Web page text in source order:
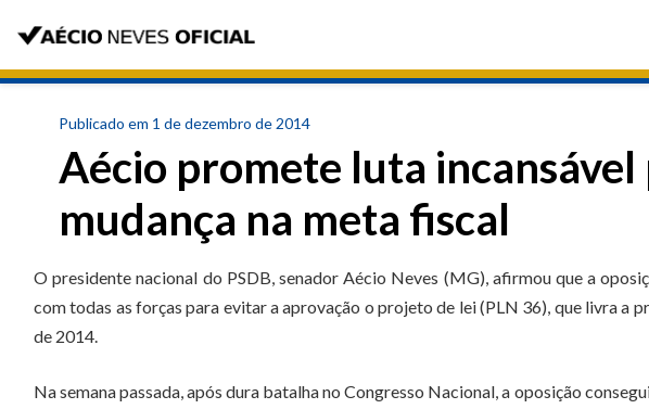
Publicado em 1 de dezembro de 2014
Aécio promete luta
mudança na meta fiscal
O presidente nacional do PSDB, senador Aécio Neves (MG), afirmou que a
com todas as forças para evitar a aprovação o projeto de lei (PLN 36), que livra a
de 2014.
Na semana passada, após dura batalha no Congresso Nacional, a oposição